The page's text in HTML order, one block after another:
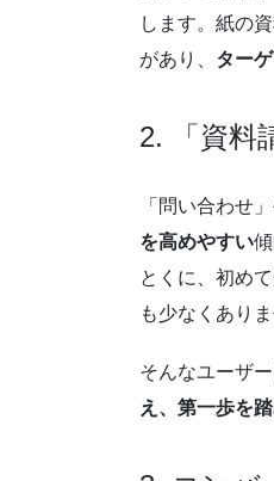
します。紙の
があり、 ター
2. 「資料
「問い合わせ
を高めやすい
とくに、初め
も少なくありま
そんなユーザ
え、第一歩を